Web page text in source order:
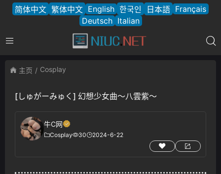
简体中文 繁体中文 English 한국인 日本語 Français
Deutsch Italian
主页 Cosplay
[しゅがーみゅく] 幻想少女曲～八雲紫～
牛C网
Cosplay 30 2024-6-22